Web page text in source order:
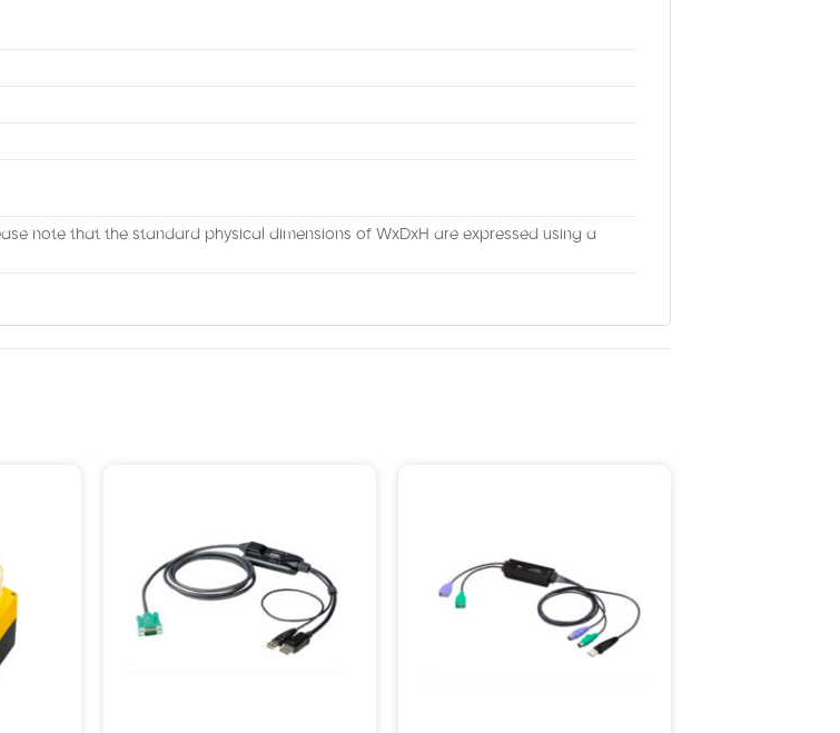
note that the standard physical dimensions of WxDxH are expressed using a